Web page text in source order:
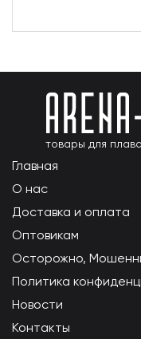
товары для
Главная
О нас
Доставка и оплата
Оптовикам
Осторожно,
Политика
Новости
Контакты